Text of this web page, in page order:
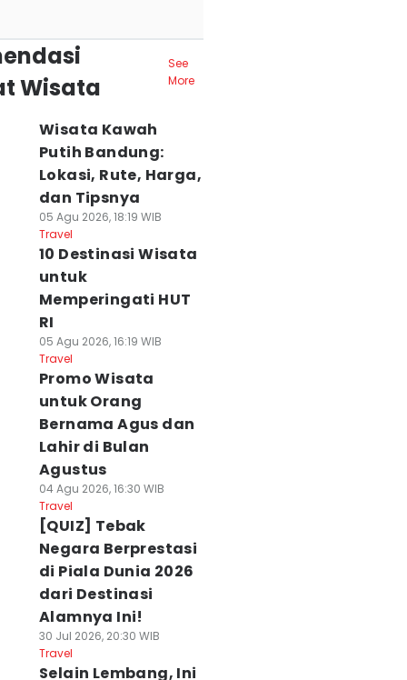
Wisata
See
More
Wisata Kawah
Putih Bandung:
Lokasi, Rute, Harga,
dan Tipsnya
05 Agu 2026, 18:19 WIB
Travel
10 Destinasi Wisata
untuk
Memperingati HUT
RI
05 Agu 2026, 16:19 WIB
Travel
Promo Wisata
untuk Orang
Bernama Agus dan
Lahir di Bulan
Agustus
04 Agu 2026, 16:30 WIB
Travel
[QUIZ] Tebak
Negara Berprestasi
di Piala Dunia 2026
dari Destinasi
Alamnya Ini!
30 Jul 2026, 20:30 WIB
Travel
Selain Lembang, Ini